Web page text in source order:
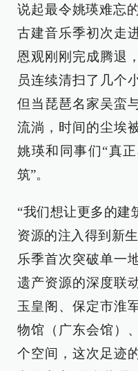
说起最令姚瑛难忘
古建音乐季初次走
恩观刚刚完成腾退
员连续清扫了几个
但当琵琶名家吴蛮
流淌，时间的尘埃
姚瑛和同事们“真
筑”。
“我们想让更多的建
资源的注入得到新
乐季首次突破单一
遗产资源的深度联
玉皇阁、保定市淮
物馆（广东会馆）
个空间，这次足迹